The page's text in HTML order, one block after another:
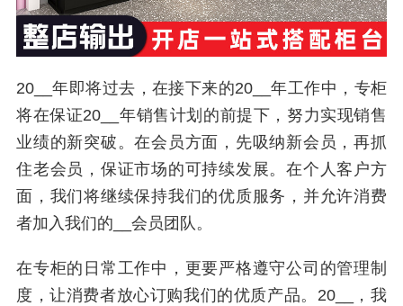
20__年即将过去，在接下来的20__年工作中，专柜
将在保证20__年销售计划的前提下，努力实现销售
业绩的新突破。在会员方面，先吸纳新会员，再抓
住老会员，保证市场的可持续发展。在个人客户方
面，我们将继续保持我们的优质服务，并允许消费
者加入我们的__会员团队。
在专柜的日常工作中，更要严格遵守公司的管理制
度，让消费者放心订购我们的优质产品。20__，我